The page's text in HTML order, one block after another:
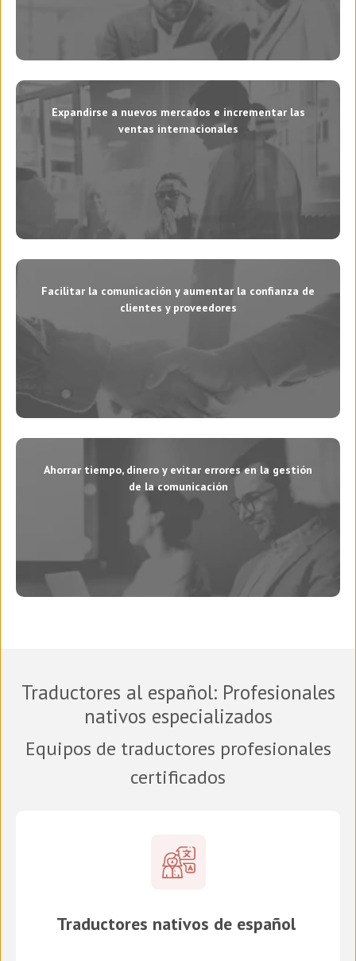
Expandirse a nuevos mercados e incrementar las
ventas internacionales
Facilitar la comunicación y aumentar la confianza de
clientes y proveedores
Ahorrar tiempo, dinero y evitar errores en la gestión
de la comunicación
Traductores al español: Profesionales
nativos especializados
Equipos de traductores profesionales
certificados
Traductores nativos deespañol